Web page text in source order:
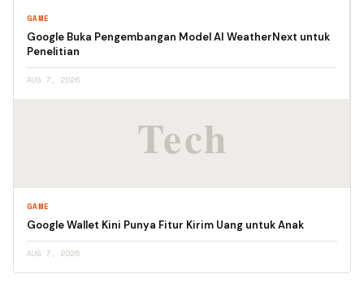
GAME
Google Buka Pengembangan Model AI WeatherNext untuk
Penelitian
AUG 7, 2026
GAME
Google Wallet Kini Punya Fitur Kirim Uang untuk Anak
AUG 7, 2026